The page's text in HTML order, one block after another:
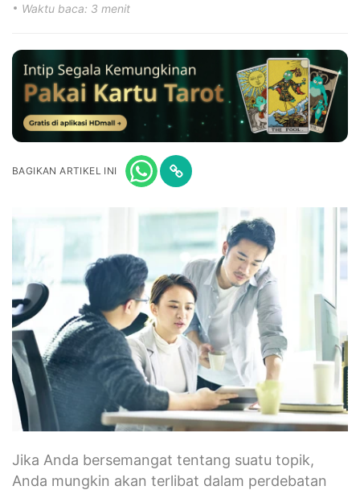
Waktu baca: 3 menit
BAGIKAN ARTIKEL INI
Jika Anda bersemangat tentang suatu topik,
Anda mungkin akan terlibat dalam perdebatan